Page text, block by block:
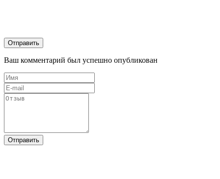
Отправить
Ваш комментарий был успешно опубликован
Отправить